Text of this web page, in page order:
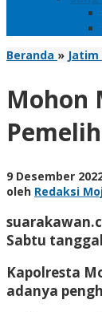
Beranda » Jatim
Mohon
9 Desember
oleh Redaksi
Sabtu
Kapolresta
adanya